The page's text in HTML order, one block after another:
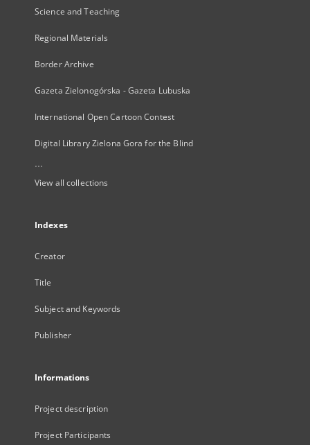
Science and Teaching
Regional Materials
Border Archive
Gazeta Zielonogórska - Gazeta Lubuska
International Open Cartoon Contest
Digital Library Zielona Gora for the Blind
...
View all collections
Indexes
Creator
Title
Subject and Keywords
Publisher
Informations
Project description
Project Participants